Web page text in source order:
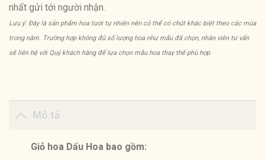
nhất gửi tới người nhận.
Lưu ý: Đây là sản phẩm hoa tươi tự nhiên nên có thể có chút khác biệt theo các mùa
trong năm. Trường hợp không đủ số lượng hoa như mẫu đã chọn, nhân viên tư vấn
sẽ liên hệ với Quý khách hàng để lựa chọn mẫu hoa thay thế phù hợp
Mô tả
Giỏ hoa Dấu Hoa bao gồm: